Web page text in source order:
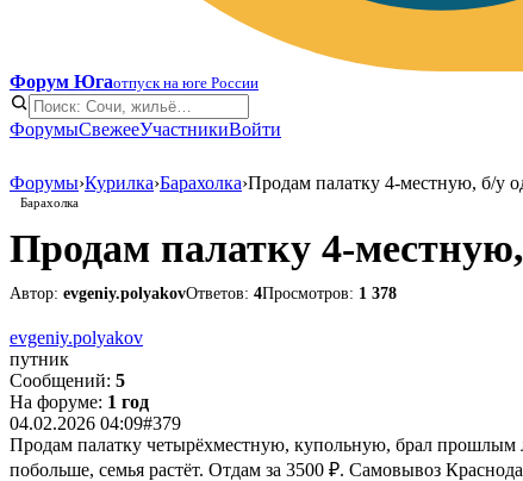
Форум Югаотпуск на юге России
ФорумыСвежееУчастникиВойти
Форумы›Курилка›Барахолка›Продам палатку 4-местную, б/у
Барахолка
Продам палатку 4-
Автор: evgeniy.polyakovОтветов: 4Просмотров: 1 378
evgeniy.polyakov
путник
Сообщений: 5
На форуме: 1 год
04.02.2026 04:09#379
Продам палатку четырёхместную, купольную, брал прошлым
побольше, семья растёт. Отдам за 3500 ₽. Самовывоз